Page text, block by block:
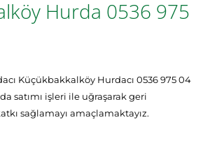
Hurda 0536 975
Küçükbakkalköy Hurdacı 0536 975 04
satımı işleri ile uğraşarak geri
sağlamayı amaçlamaktayız.